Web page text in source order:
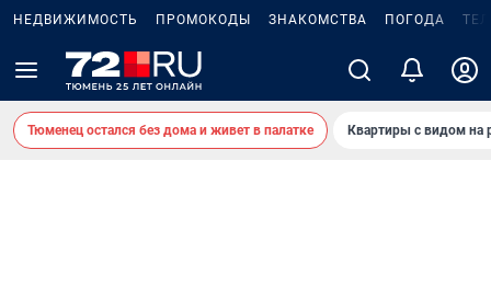
НЕДВИЖИМОСТЬ ПРОМОКОДЫ ЗНАКОМСТВА ПОГОДА
Тюменец остался без дома и живет в палатке Квартиры с видом на